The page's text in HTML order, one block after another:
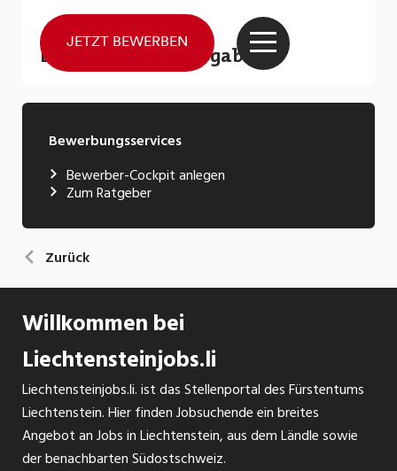
Bewerbungsservices
Bewerber-Cockpit anlegen
Zum Ratgeber
Zurück
Willkommen bei
Liechtensteinjobs.li
Liechtensteinjobs.li. ist das Stellenportal des Fürstentums
Liechtenstein. Hier finden Jobsuchende ein breites
Angebot an Jobs in Liechtenstein, aus dem Ländle sowie
der benachbarten Südostschweiz.